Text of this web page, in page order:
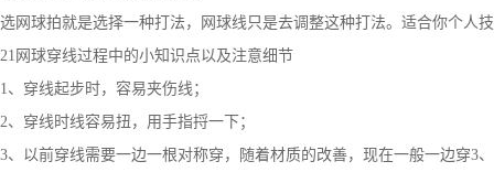
选网球拍就是选择一种打法，网球线只是去调整这种打法。适合你个人
21网球穿线过程中的小知识点以及注意细节
1、穿线起步时，容易夹伤线；
2、穿线时线容易扭，用手指捋一下；
3、以前穿线需要一边一根对称穿，随着材质的改善，现在一般一边穿3